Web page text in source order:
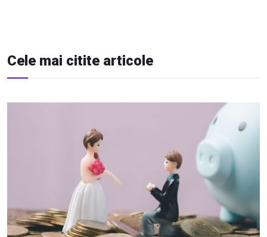
Cele mai citite articole